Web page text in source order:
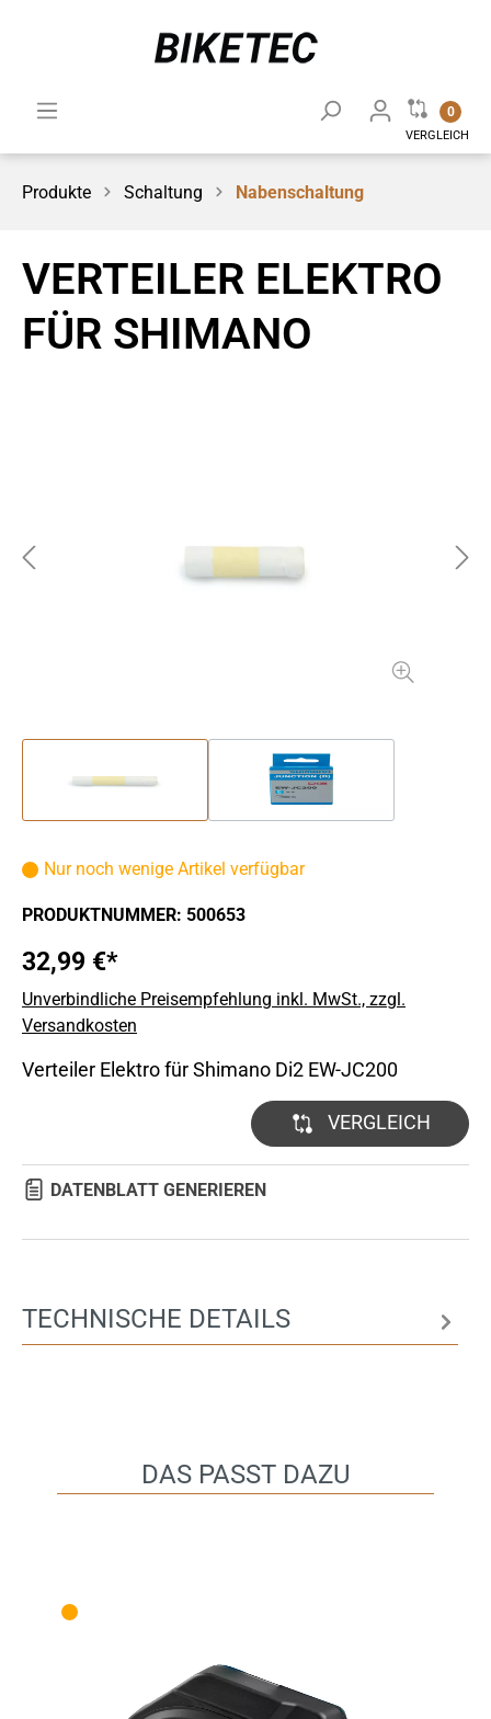
0
VERGLEICH
Produkte Schaltung Nabenschaltung
VERTEILER ELEKTRO
FÜR SHIMANO
Nur noch wenige Artikel verfügbar
PRODUKTNUMMER: 500653
32,99 €*
Unverbindliche Preisempfehlung inkl. MwSt., zzgl.
Versandkosten
Verteiler Elektro für Shimano Di2 EW-JC200
VERGLEICH
DATENBLATT GENERIEREN
TECHNISCHE DETAILS
DAS PASST DAZU